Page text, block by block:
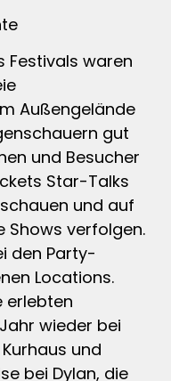
Festivals waren
Außengelände
gut
und Besucher
Star-Talks
und auf
Shows verfolgen.
den Party-
Locations.
erlebten
wieder bei
und
bei Dylan, die